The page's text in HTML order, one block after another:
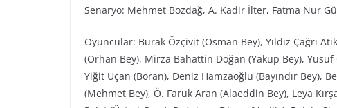
Senaryo: Mehmet Bozdağ, A. Kadir İlter, Fatma Nur
Oyuncular: Burak Özçivit (Osman Bey), Yıldız Çağrı
(Orhan Bey), Mirza Bahattin Doğan (Yakup Bey),
Yiğit Uçan (Boran), Deniz Hamzaoğlu (Bayındır Bey),
(Mehmet Bey), Ö. Faruk Aran (Alaeddin Bey), Leya